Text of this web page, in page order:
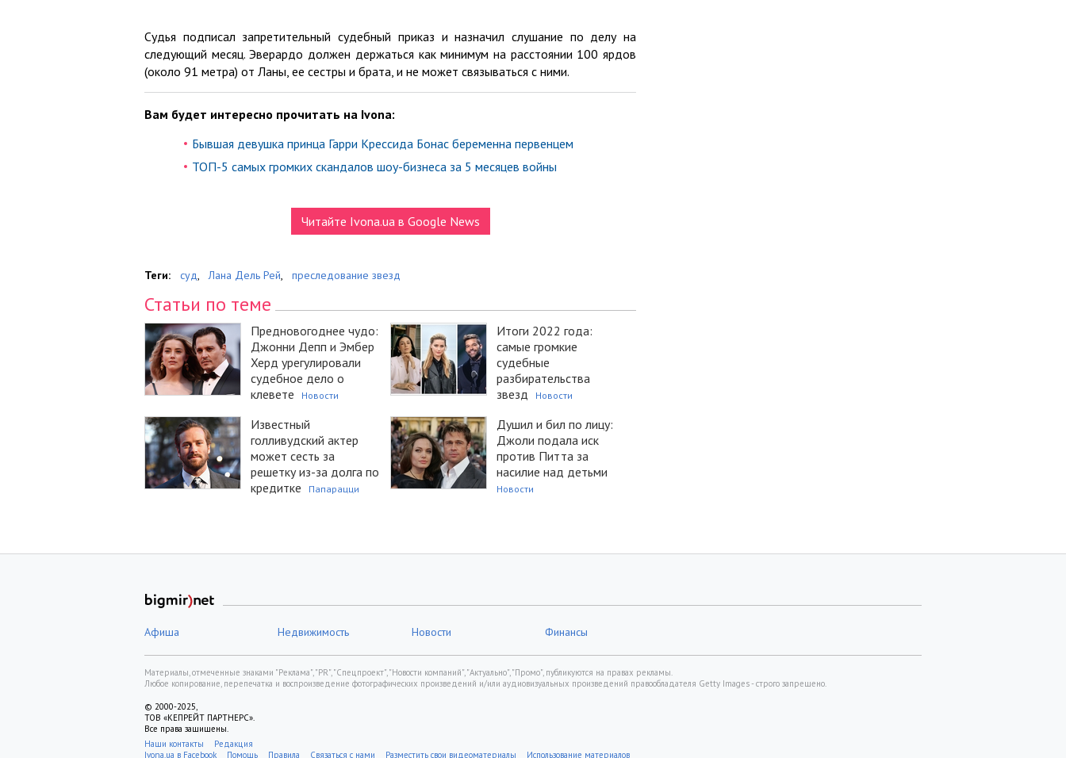
Судья подписал запретительный судебный приказ и назначил слушание по делу на
следующий месяц. Эверардо должен держаться как минимум на расстоянии 100 ярдов
(около 91 метра) от Ланы, ее сестры и брата, и не может связываться с ними.
Вам будет интересно прочитать на Ivona:
Бывшая девушка принца Гарри Крессида Бонас беременна первенцем
ТОП-5 самых громких скандалов шоу-бизнеса за 5 месяцев войны
Читайте Ivona.ua в Google News
Теги: суд, Лана Дель Рей, преследование звезд
Статьи по теме
Предновогоднее чудо:
Джонни Депп и Эмбер
Херд урегулировали
судебное дело о
клевете
Новости
Итоги 2022 года:
самые громкие
судебные
разбирательства
звезд
Новости
Известный
голливудский актер
может сесть за
решетку из-за долга по
кредитке
Папарацци
Душил и бил по лицу:
Джоли подала иск
против Питта за
насилие над детьми
Новости
Афиша Недвижимость Новости Финансы
Материалы, отмеченные знаками "Реклама", "PR", "Спецпроект", "Новости компаний", "Актуально", "Промо", публикуются на правах рекламы.
Любое копирование, перепечатка и воспроизведение фотографических произведений и/или аудиовизуальных произведений правообладателя Getty Images - строго запрещено.
© 2000-2025,
ТОВ «КЕПРЕЙТ ПАРТНЕРС».
Все права защищены.
Наши контакты
Редакция
Ivona.ua в Facebook
Помощь Правила Связаться с нами Разместить свои видеоматериалы Использование материалов